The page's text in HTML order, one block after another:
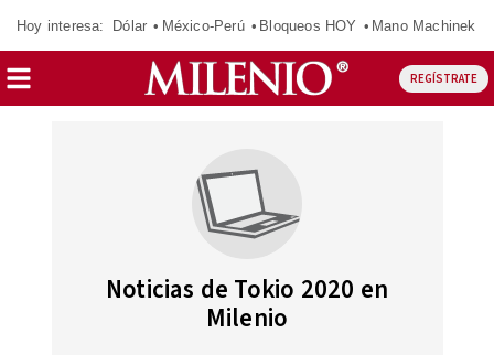
Hoy interesa: Dólar México-Perú Bloqueos HOY Mano Machinek
REGÍSTRATE
Noticias de Tokio 2020 en
Milenio